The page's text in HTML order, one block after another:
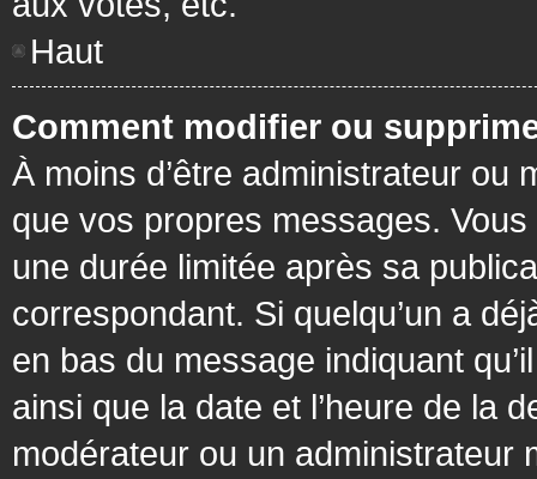
Haut
Comment modifier ou
À moins d’être administrateur ou
que vos propres messages.
une durée limitée après sa
correspondant. Si quelqu’un a
en bas du message indiquant
ainsi que la date et l’heure de la
modérateur ou un administrateur